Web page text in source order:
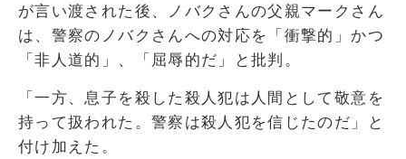
が言い渡された後、ノバクさんの父親マークさん
は、警察のノバクさんへの対応を「衝撃的」かつ
「非人道的」、「屈辱的だ」と批判。
「一方、息子を殺した殺人犯は人間として敬意を
持って扱われた。警察は殺人犯を信じたのだ」と
付け加えた。